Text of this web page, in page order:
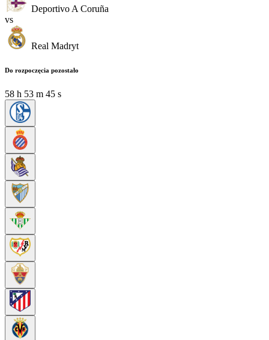
Deportivo A Coruña
vs
Real Madryt
Do rozpoczęcia pozostało
58 h 53 m 43 s